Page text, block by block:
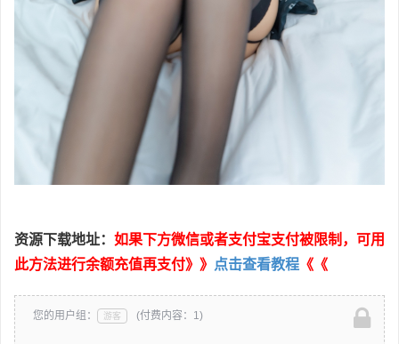
资源下载地址： 如果下方微信或者支付宝支付被限制，可用
此方法进行余额充值再支付》》 点击查看教程 《《
您的用户组： 游客 (付费内容：1)